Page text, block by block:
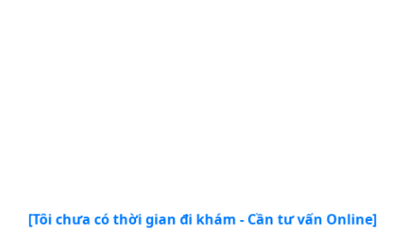
[Tôi chưa có thời gian đi khám - Cần tư vấn Online]